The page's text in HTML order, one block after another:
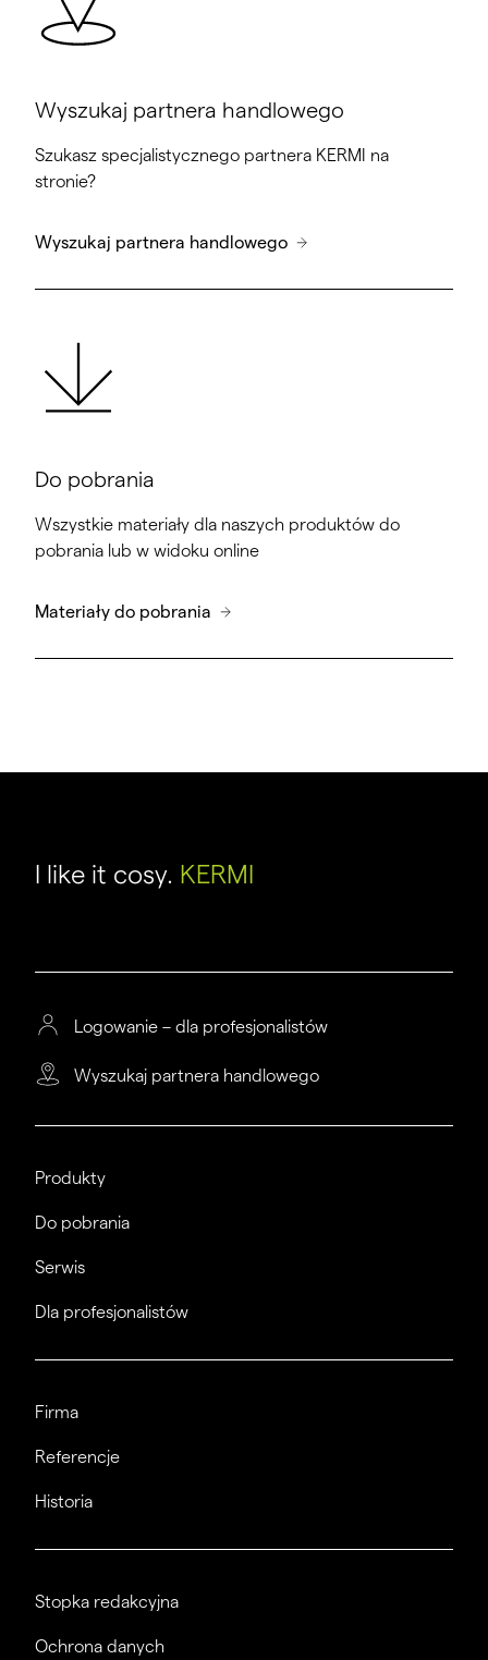
Wyszukaj partnera handlowego
Szukasz specjalistycznego partnera KERMI na
stronie?
Wyszukaj partnera handlowego
Do pobrania
Wszystkie materiały dla naszych produktów do
pobrania lub w widoku online
Materiały do pobrania
I like it cosy. KERMI
Logowanie – dla profesjonalistów
Wyszukaj partnera handlowego
Produkty
Do pobrania
Serwis
Dla profesjonalistów
Firma
Referencje
Historia
Stopka redakcyjna
Ochrona danych